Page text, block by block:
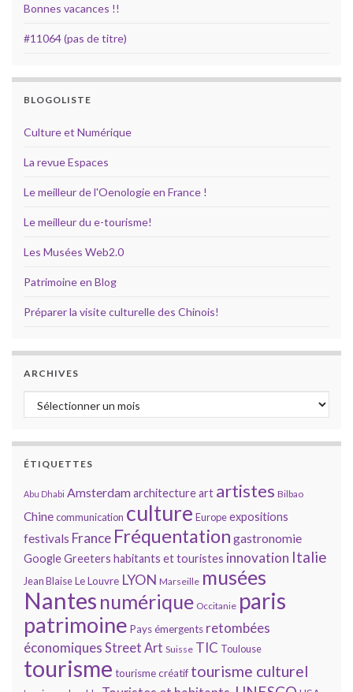
Bonnes vacances !!
#11064 (pas de titre)
BLOGOLISTE
Culture et Numérique
La revue Espaces
Le meilleur de l'Oenologie en France !
Le meilleur du e-tourisme!
Les Musées Web2.0
Patrimoine en Blog
Préparer la visite culturelle des Chinois!
ARCHIVES
Archives
ÉTIQUETTES
Abu Dhabi Amsterdamarchitectureart artistes Bilbao
Chinecommunication culture Europeexpositions
festivals France Fréquentation gastronomie
GoogleGreeters habitants et touristes innovation Italie
Jean BlaiseLe Louvre LYON Marseille musées
Nantes numérique Occitanie paris
patrimoine Pays émergents retombées
économiques Street Art Suisse TIC Toulouse
tourisme tourisme créatif tourisme culturel